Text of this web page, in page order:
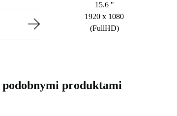
15.6 "
1920 x 1080
(FullHD)
podobnymi produktami